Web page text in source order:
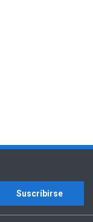
Suscríbirse